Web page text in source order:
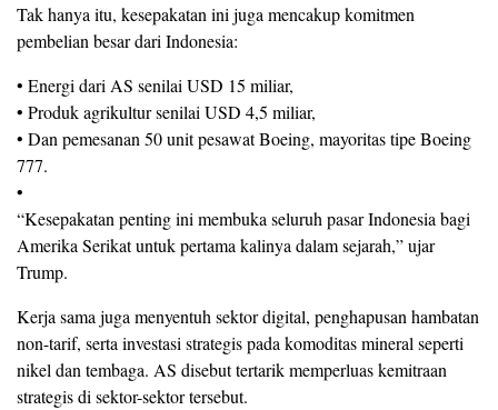
Tak hanya itu, kesepakatan ini juga mencakup komitmen
pembelian besar dari Indonesia:
• Energi dari AS senilai USD 15 miliar,
• Produk agrikultur senilai USD 4,5 miliar,
• Dan pemesanan 50 unit pesawat Boeing, mayoritas tipe Boeing
777.
•
“Kesepakatan penting ini membuka seluruh pasar Indonesia bagi
Amerika Serikat untuk pertama kalinya dalam sejarah,” ujar
Trump.
Kerja sama juga menyentuh sektor digital, penghapusan hambatan
non-tarif, serta investasi strategis pada komoditas mineral seperti
nikel dan tembaga. AS disebut tertarik memperluas kemitraan
strategis di sektor-sektor tersebut.